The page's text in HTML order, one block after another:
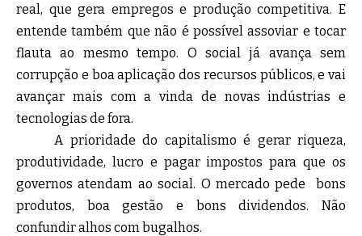
real, que gera empregos e produção competitiva. E
entende também que não é possível assoviar e tocar
flauta ao mesmo tempo. O social já avança sem
corrupção e boa aplicação dos recursos públicos, e vai
avançar mais com a vinda de novas indústrias e
tecnologias de fora.
A prioridade do capitalismo é gerar riqueza,
produtividade, lucro e pagar impostos para que os
governos atendam ao social. O mercado pede bons
produtos, boa gestão e bons dividendos. Não
confundir alhos com bugalhos.